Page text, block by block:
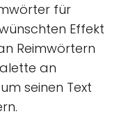
für
Effekt
Reimwörtern
an
seinen Text